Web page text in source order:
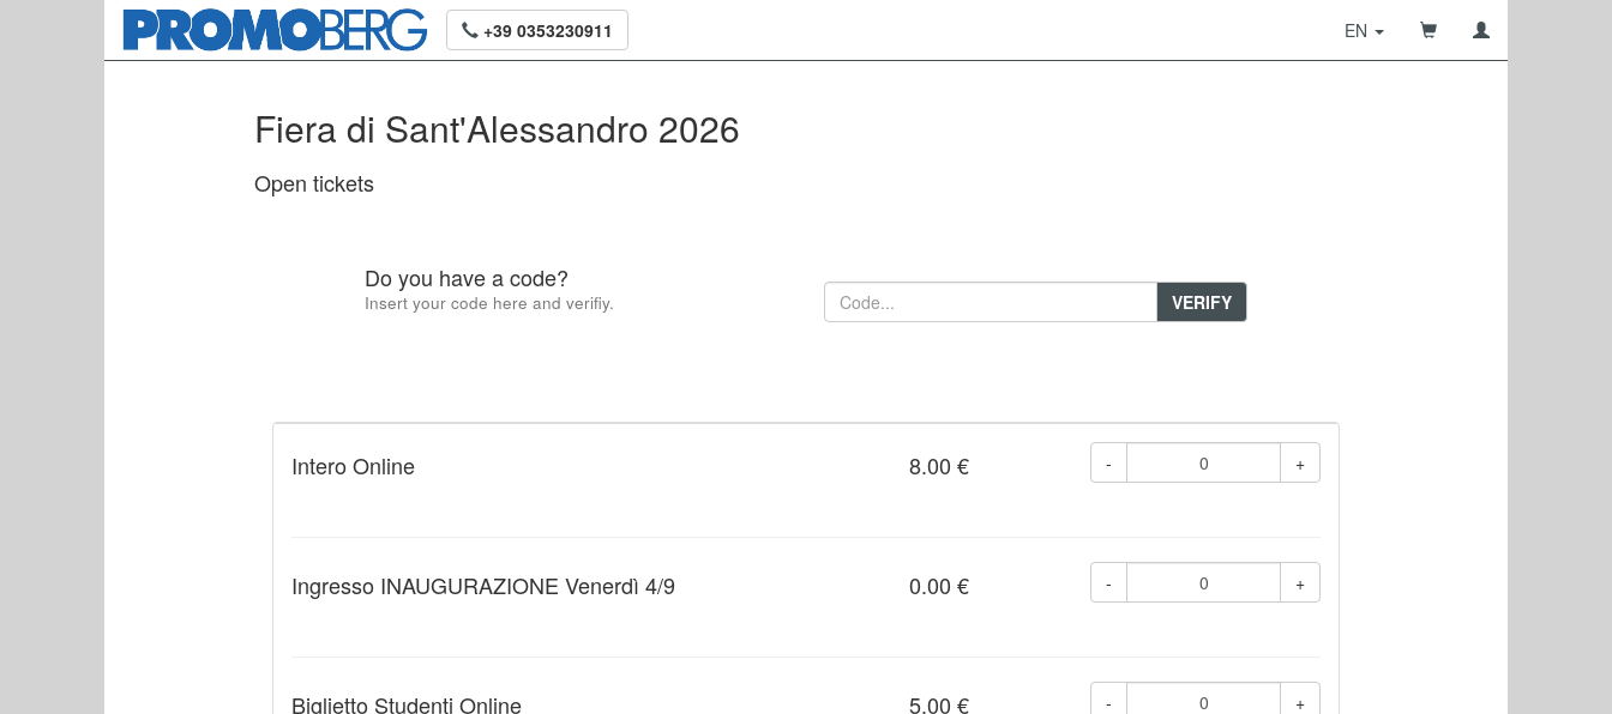
+39 0353230911 EN
Fiera di Sant'Alessandro 2026
Open tickets
Do you have a code?
Insert your code here and verifiy. VERIFY
Intero Online 8.00 € - +
Ingresso INAUGURAZIONE Venerdì 4/9 0.00 € - +
Biglietto Studenti Online 5.00 € - +